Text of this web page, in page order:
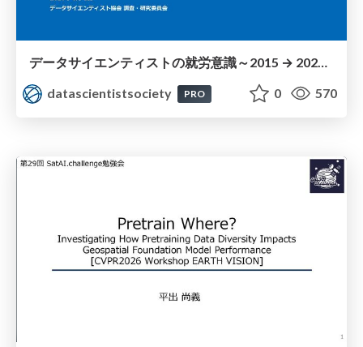
データサイエンティストの就労意識～2015 → 2026 一般(個人)会員アンケートより
datascientistsociety
PRO 0 570